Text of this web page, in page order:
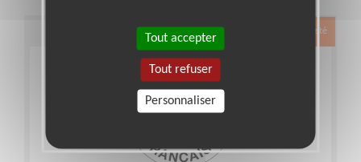
Exclusion & Pauvreté
Tout accepter
Tout refuser
Personnaliser